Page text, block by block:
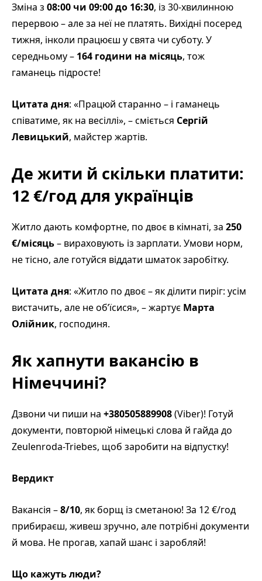
Зміна з 08:00 чи 09:00 до 16:30, із 30-хвилинною
перервою – але за неї не платять. Вихідні посеред
тижня, інколи працюєш у свята чи суботу. У
середньому – 164 години на місяць, тож
гаманець підросте!
Цитата дня: «Працюй старанно – і гаманець
співатиме, як на весіллі», – сміється Сергій
Левицький, майстер жартів.
Де жити й скільки платити:
12 €/год для українців
Житло дають комфортне, по двоє в кімнаті, за 250
€/місяць– вираховують із зарплати. Умови норм,
не тісно, але готуйся віддати шматок заробітку.
Цитата дня: «Житло по двоє – як ділити пиріг: усім
вистачить, але не об’їсися», – жартує Марта
Олійник, господиня.
Як хапнути вакансію в
Німеччині?
Дзвони чи пиши на +380505889908(Viber)! Готуй
документи, повторюй німецькі слова й гайда до
Zeulenroda-Triebes, щоб заробити на відпустку!
Вердикт
Вакансія –8/10, як борщ із сметаною! За 12 €/год
прибираєш, живеш зручно, але потрібні документи
й мова. Не прогав, хапай шанс і заробляй!
Що кажуть люди?